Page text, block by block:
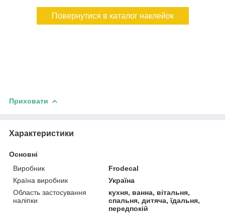
Повернутися в каталог наклейок
Приховати
Характеристики
Основні
Виробник
Frodecal
Країна виробник
Україна
Область застосування
наліпки
кухня, ванна, вітальня,
спальня, дитяча, їдальня,
передпокій